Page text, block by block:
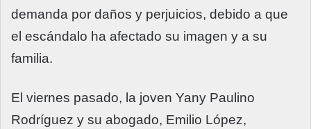
demanda por daños y perjuicios, debido a que
el escándalo ha afectado su imagen y a su
familia.
El viernes pasado, la joven Yany Paulino
Rodríguez y su abogado, Emilio López,